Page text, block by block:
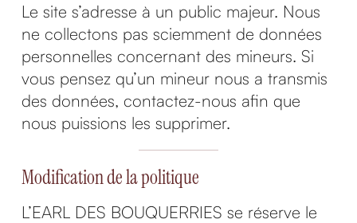
Le site s’adresse à un public majeur. Nous
ne collectons pas sciemment de données
personnelles concernant des mineurs. Si
vous pensez qu’un mineur nous a transmis
des données, contactez-nous afin que
nous puissions les supprimer.
Modification de la politique
L’EARL DES BOUQUERRIES se réserve le